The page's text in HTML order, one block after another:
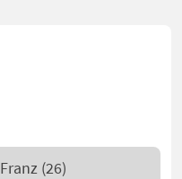
Franz (26)